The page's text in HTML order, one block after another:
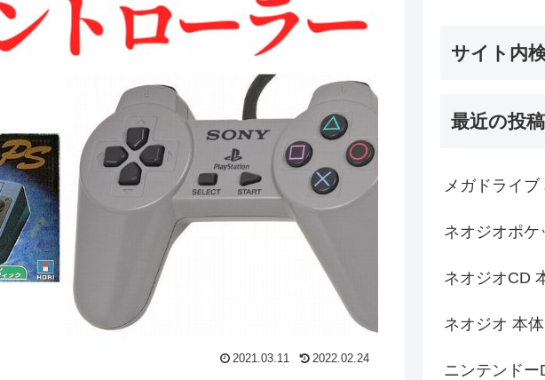
2021.03.11 2022.02.24
サイト内
最近の投稿
メガドライ
ネオジオポ
ネオジオCD
ネオジオ 本
ニンテンド